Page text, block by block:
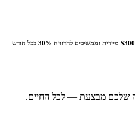
כשההפניה שלכם מוציאה $1,000, אתם מרוויחים $300 מיידית וממשיכים להרוויח 30% בכל חודש